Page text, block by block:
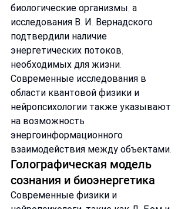
биологические организмы, а
исследования В. И. Вернадского
подтвердили наличие
энергетических потоков,
необходимых для жизни.
Современные исследования в
области квантовой физики и
нейропсихологии также указывают
на возможность
энергоинформационного
взаимодействия между объектами.
Голографическая модель
сознания и биоэнергетика
Современные физики и